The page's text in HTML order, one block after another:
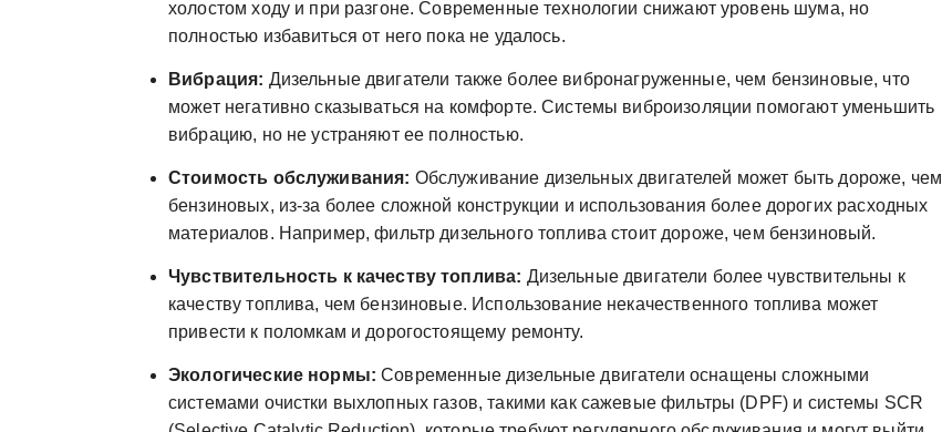
холостом ходу и при разгоне. Современные технологии снижают уровень шума, но
полностью избавиться от него пока не удалось.
Вибрация: Дизельные двигатели также более вибронагруженные, чем бензиновые, что
может негативно сказываться на комфорте. Системы виброизоляции помогают уменьшить
вибрацию, но не устраняют ее полностью.
Стоимость обслуживания: Обслуживание дизельных двигателей может быть дороже, чем
бензиновых, из-за более сложной конструкции и использования более дорогих расходных
материалов. Например, фильтр дизельного топлива стоит дороже, чем бензиновый.
Чувствительность к качеству топлива: Дизельные двигатели более чувствительны к
качеству топлива, чем бензиновые. Использование некачественного топлива может
привести к поломкам и дорогостоящему ремонту.
Экологические нормы: Современные дизельные двигатели оснащены сложными
системами очистки выхлопных газов, такими как сажевые фильтры (DPF) и системы SCR